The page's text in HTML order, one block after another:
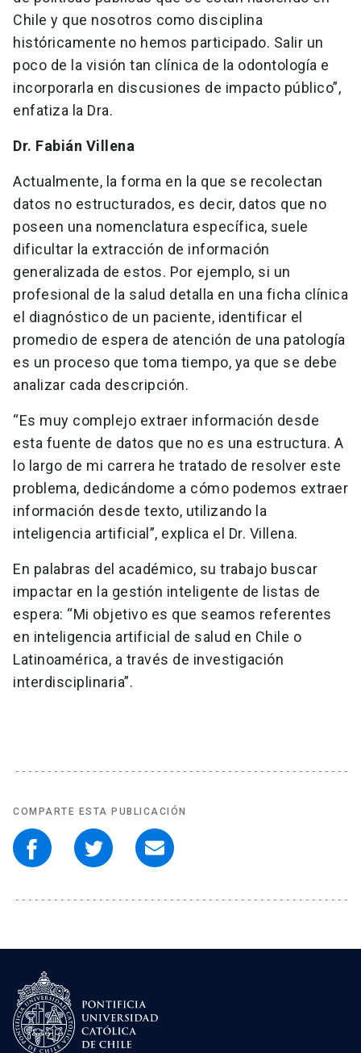
Chile y que nosotros como disciplina
históricamente no hemos participado. Salir un
poco de la visión tan clínica de la odontología e
incorporarla en discusiones de impacto público”,
enfatiza la Dra.
Dr. Fabián Villena
Actualmente, la forma en la que se recolectan
datos no estructurados, es decir, datos que no
poseen una nomenclatura específica, suele
dificultar la extracción de información
generalizada de estos. Por ejemplo, si un
profesional de la salud detalla en una ficha clínica
el diagnóstico de un paciente, identificar el
promedio de espera de atención de una patología
es un proceso que toma tiempo, ya que se debe
analizar cada descripción.
“Es muy complejo extraer información desde
esta fuente de datos que no es una estructura. A
lo largo de mi carrera he tratado de resolver este
problema, dedicándome a cómo podemos extraer
información desde texto, utilizando la
inteligencia artificial”, explica el Dr. Villena.
En palabras del académico, su trabajo buscar
impactar en la gestión inteligente de listas de
espera: “Mi objetivo es que seamos referentes
en inteligencia artificial de salud en Chile o
Latinoamérica, a través de investigación
interdisciplinaria”.
COMPARTE ESTA PUBLICACIÓN